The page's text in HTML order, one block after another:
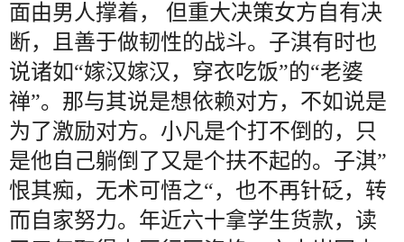
面由男人撑着， 但重大决策女方自有决
断，且善于做韧性的战斗。子淇有时也
说诸如“嫁汉嫁汉，穿衣吃饭”的“老婆
禅”。那与其说是想依赖对方，不如说是
为了激励对方。小凡是个打不倒的，只
是他自己躺倒了又是个扶不起的。子淇”
恨其痴，无术可悟之“，也不再针砭，转
而自家努力。年近六十拿学生货款，读